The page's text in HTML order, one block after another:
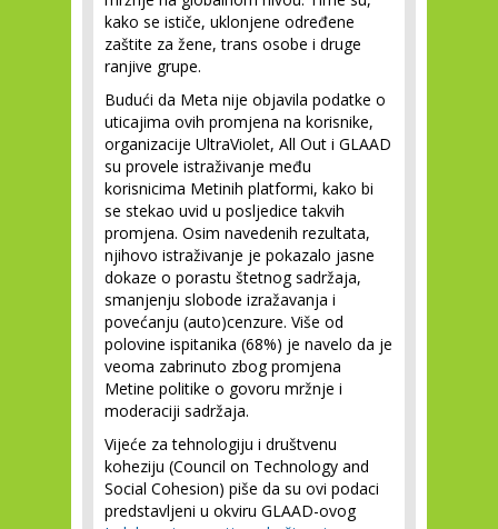
kako se ističe, uklonjene određene
zaštite za žene, trans osobe i druge
ranjive grupe.
Budući da Meta nije objavila podatke o
uticajima ovih promjena na korisnike,
organizacije UltraViolet, All Out i GLAAD
su provele istraživanje među
korisnicima Metinih platformi, kako bi
se stekao uvid u posljedice takvih
promjena. Osim navedenih rezultata,
njihovo istraživanje je pokazalo jasne
dokaze o porastu štetnog sadržaja,
smanjenju slobode izražavanja i
povećanju (auto)cenzure. Više od
polovine ispitanika (68%) je navelo da je
veoma zabrinuto zbog promjena
Metine politike o govoru mržnje i
moderaciji sadržaja.
Vijeće za tehnologiju i društvenu
koheziju (Council on Technology and
Social Cohesion) piše da su ovi podaci
predstavljeni u okviru GLAAD-ovog